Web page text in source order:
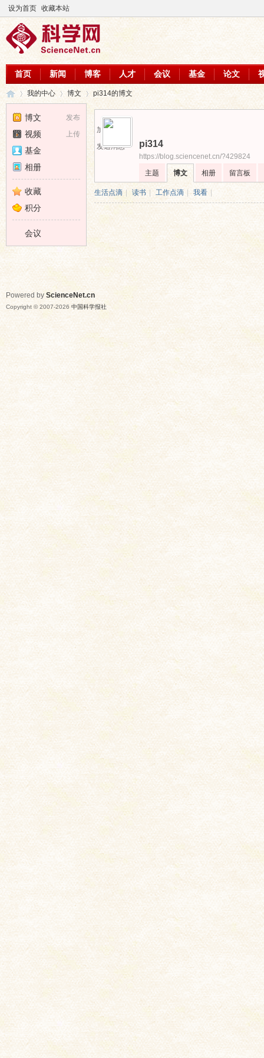
设为首页 收藏本站
首页 新闻 博客 人才 会议 基金 论文
›
我的中心 博文 pi314的博文
加为好友
发送消息
pi314
https://blog.sciencenet.cn/?429824
主题
博文 相册 留言板
生活点滴 读书 工作点滴 我看
发布
博文
上传
视频
基金
相册
收藏
积分
会议
Powered by ScienceNet.cn
Copyright © 2007-2026 中国科学报社